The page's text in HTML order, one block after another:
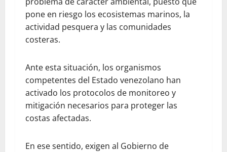
pone en riesgo los ecosistemas marinos, la
actividad pesquera y las comunidades
costeras.
Ante esta situación, los organismos
competentes del Estado venezolano han
activado los protocolos de monitoreo y
mitigación necesarios para proteger las
costas afectadas.
En ese sentido, exigen al Gobierno de